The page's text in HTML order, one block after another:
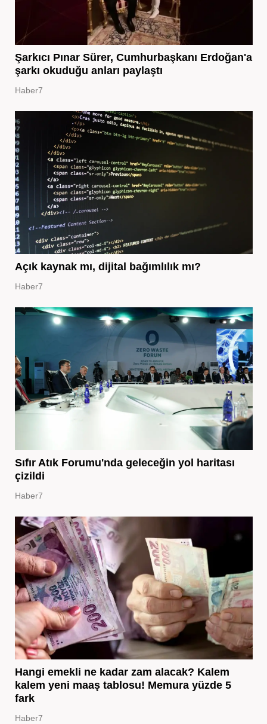
Şarkıcı Pınar Sürer, Cumhurbaşkanı Erdoğan'a
şarkı okuduğu anları paylaştı
Haber7
Açık kaynak mı, dijital bağımlılık mı?
Haber7
Sıfır Atık Forumu'nda geleceğin yol haritası
çizildi
Haber7
Hangi emekli ne kadar zam alacak? Kalem
kalem yeni maaş tablosu! Memura yüzde 5
fark
Haber7